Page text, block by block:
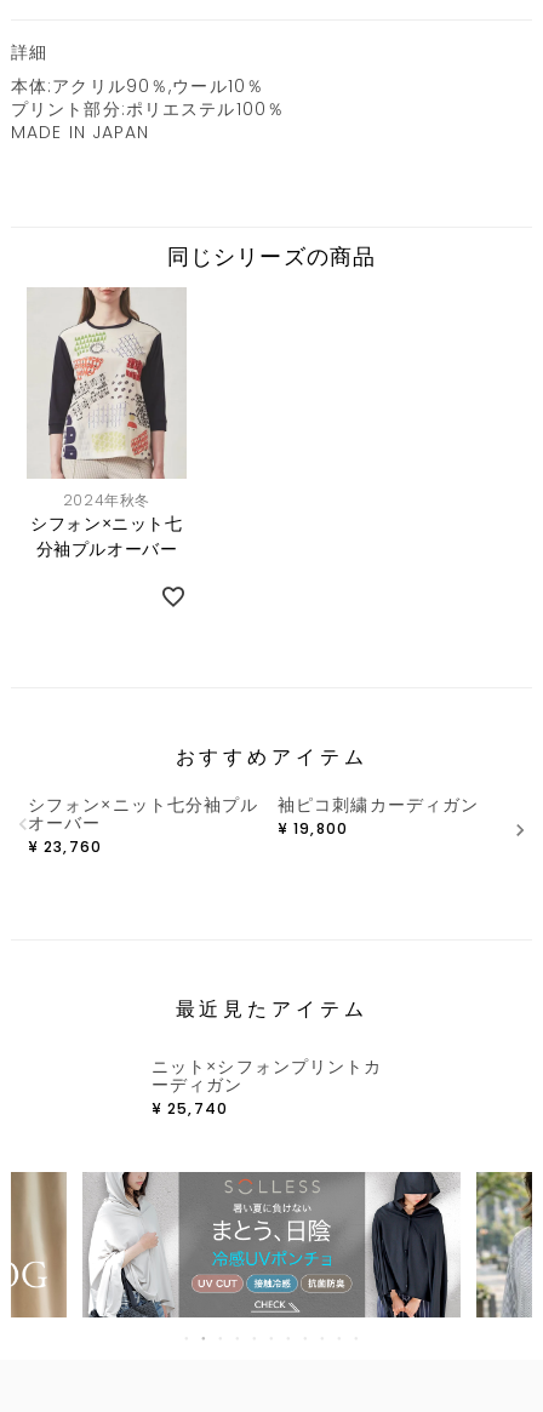
詳細
本体:アクリル90％,ウール10％
プリント部分:ポリエステル100％
MADE IN JAPAN
同じシリーズの商品
2024年秋冬
シフォン×ニット七
分袖プルオーバー
おすすめアイテム
シフォン×ニット七分袖プル
オーバー
¥ 23,760
袖ピコ刺繍カーディガン
¥ 19,800
最近見たアイテム
ニット×シフォンプリントカ
ーディガン
¥ 25,740